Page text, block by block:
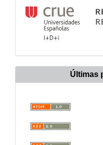
Últimas